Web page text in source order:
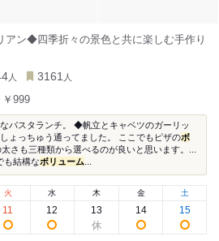
アン◆四季折々の景色と共に楽しむ手作り
人 3161 人
￥999
パスタランチ。 ◆帆立とキャベツのガーリッ
ょっちゅう通ってました。 ここでもピザのボ
さも三種類から選べるのが良いと思います。...
も結構なボリューム
火
11
水
12
木
13
金
14
土
15